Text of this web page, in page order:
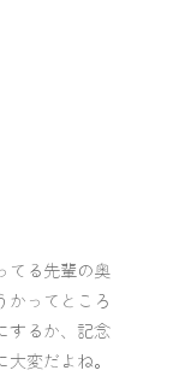
てる先輩の奥
かってところ
するか、記念
変だよね。